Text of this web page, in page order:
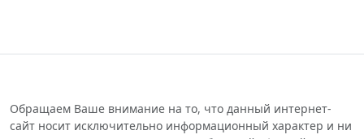
Обращаем Ваше внимание на то, что данный интернет-
сайт носит исключительно информационный характер и ни